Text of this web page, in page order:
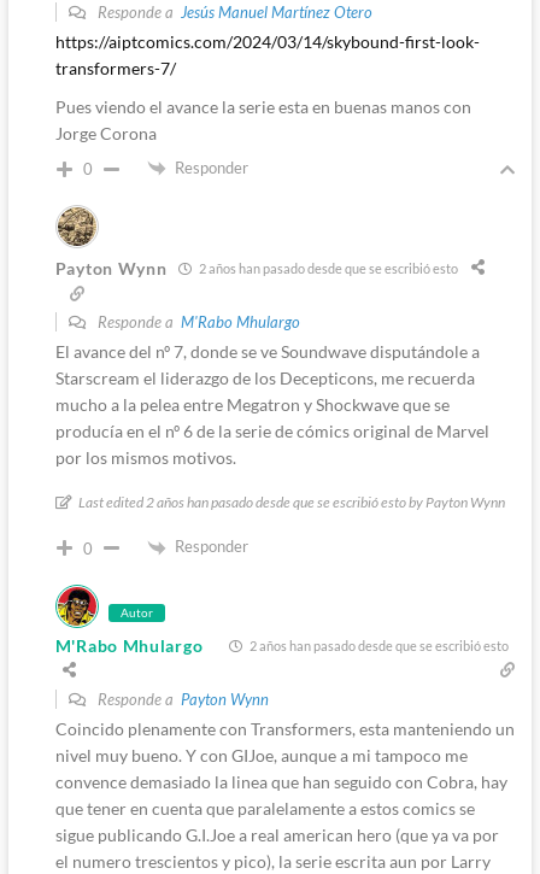
Responde a Jesús Manuel Martínez Otero
https://aiptcomics.com/2024/03/14/skybound-first-look-
transformers-7/
Pues viendo el avance la serie esta en buenas manos con
Jorge Corona
0 Responder
Payton Wynn 2 años han pasado desde que se escribió esto
Responde a M'Rabo Mhulargo
El avance del nº 7, donde se ve Soundwave disputándole a
Starscream el liderazgo de los Decepticons, me recuerda
mucho a la pelea entre Megatron y Shockwave que se
producía en el nº 6 de la serie de cómics original de Marvel
por los mismos motivos.
Last edited 2 años han pasado desde que se escribió esto by Payton Wynn
0 Responder
Autor
M'Rabo Mhulargo 2 años han pasado desde que se escribió esto
Responde a Payton Wynn
Coincido plenamente con Transformers, esta manteniendo un
nivel muy bueno. Y con GIJoe, aunque a mi tampoco me
convence demasiado la linea que han seguido con Cobra, hay
que tener en cuenta que paralelamente a estos comics se
sigue publicando G.I.Joe a real american hero (que ya va por
el numero trescientos y pico), la serie escrita aun por Larry